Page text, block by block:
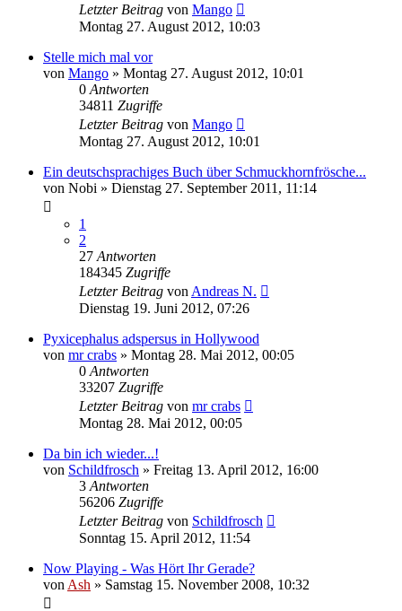
Letzter Beitrag von Mango
Montag 27. August 2012, 10:03
Stelle mich mal vor
von Mango » Montag 27. August 2012, 10:01
0 Antworten
34811 Zugriffe
Letzter Beitrag von Mango
Montag 27. August 2012, 10:01
Ein deutschsprachiges Buch über Schmuckhornfrösche...
von Nobi » Dienstag 27. September 2011, 11:14
1
2
27 Antworten
184345 Zugriffe
Letzter Beitrag von Andreas N.
Dienstag 19. Juni 2012, 07:26
Pyxicephalus adspersus in Hollywood
von mr crabs » Montag 28. Mai 2012, 00:05
0 Antworten
33207 Zugriffe
Letzter Beitrag von mr crabs
Montag 28. Mai 2012, 00:05
Da bin ich wieder...!
von Schildfrosch » Freitag 13. April 2012, 16:00
3 Antworten
56206 Zugriffe
Letzter Beitrag von Schildfrosch
Sonntag 15. April 2012, 11:54
Now Playing - Was Hört Ihr Gerade?
von Ash » Samstag 15. November 2008, 10:32